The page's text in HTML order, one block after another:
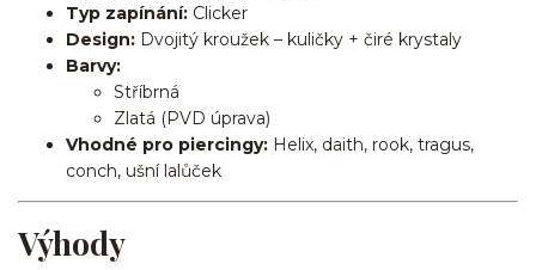
Typ zapínání: Clicker
Design: Dvojitý kroužek – kuličky + čiré krystaly
Barvy:
Stříbrná
Zlatá (PVD úprava)
Vhodné pro piercingy: Helix, daith, rook, tragus,
conch, ušní lalůček
Výhody